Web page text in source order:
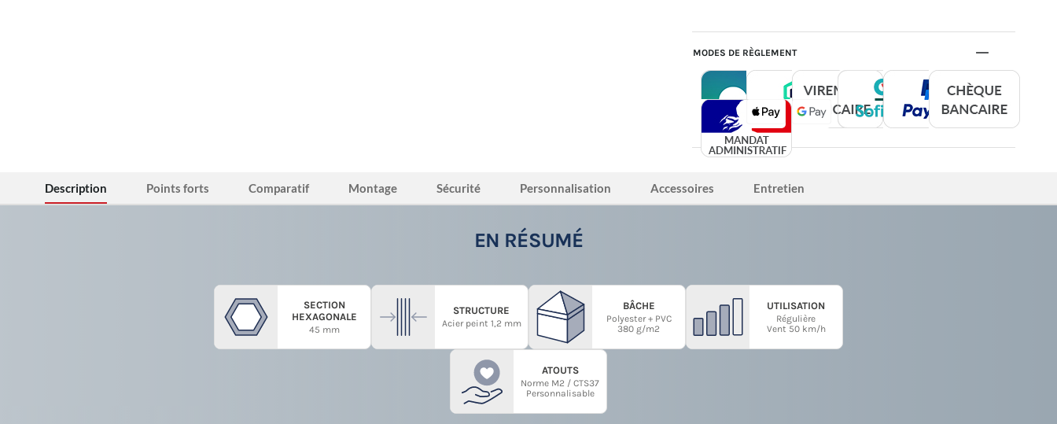
MODES DE RÈGLEMENT
Description Points forts Comparatif Montage Sécurité Personnalisation Accessoires Entretien
EN RÉSUMÉ
SECTION
HEXAGONALE
45 mm
STRUCTURE
Acier peint 1,2 mm
BÂCHE
Polyester + PVC
380 g/m2
UTILISATION
Régulière
Vent 50 km/h
ATOUTS
Norme M2 / CTS37
Personnalisable